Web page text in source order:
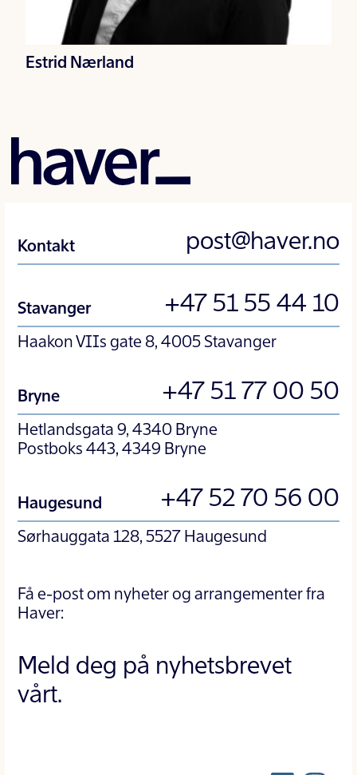
Estrid Nærland
Kontakt post@haver.no
Stavanger +47 51 55 44 10
Haakon VIIs gate 8, 4005 Stavanger
Bryne +47 51 77 00 50
Hetlandsgata 9, 4340 Bryne
Postboks 443, 4349 Bryne
Haugesund +47 52 70 56 00
Sørhauggata 128, 5527 Haugesund
Få e-post om nyheter og arrangementer fra
Haver:
Meld deg på nyhetsbrevet
vårt.